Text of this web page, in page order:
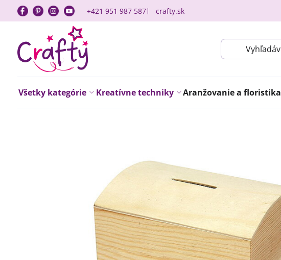
+421 951 987 587 crafty.sk
Všetky kategórie Kreatívne techniky Aranžovanie a floristika